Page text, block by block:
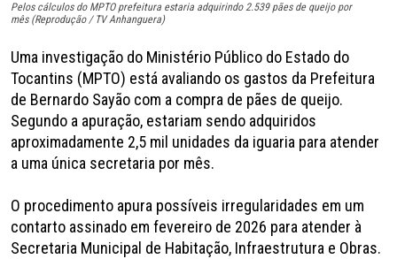
Pelos cálculos do MPTO prefeitura estaria adquirindo 2.539 pães de queijo por
mês (Reprodução / TV Anhanguera)
Uma investigação do Ministério Público do Estado do
Tocantins (MPTO) está avaliando os gastos da Prefeitura
de Bernardo Sayão com a compra de pães de queijo.
Segundo a apuração, estariam sendo adquiridos
aproximadamente 2,5 mil unidades da iguaria para atender
a uma única secretaria por mês.
O procedimento apura possíveis irregularidades em um
contarto assinado em fevereiro de 2026 para atender à
Secretaria Municipal de Habitação, Infraestrutura e Obras.